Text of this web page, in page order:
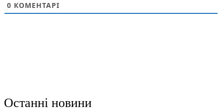
0 КОМЕНТАРІ
Останні новини